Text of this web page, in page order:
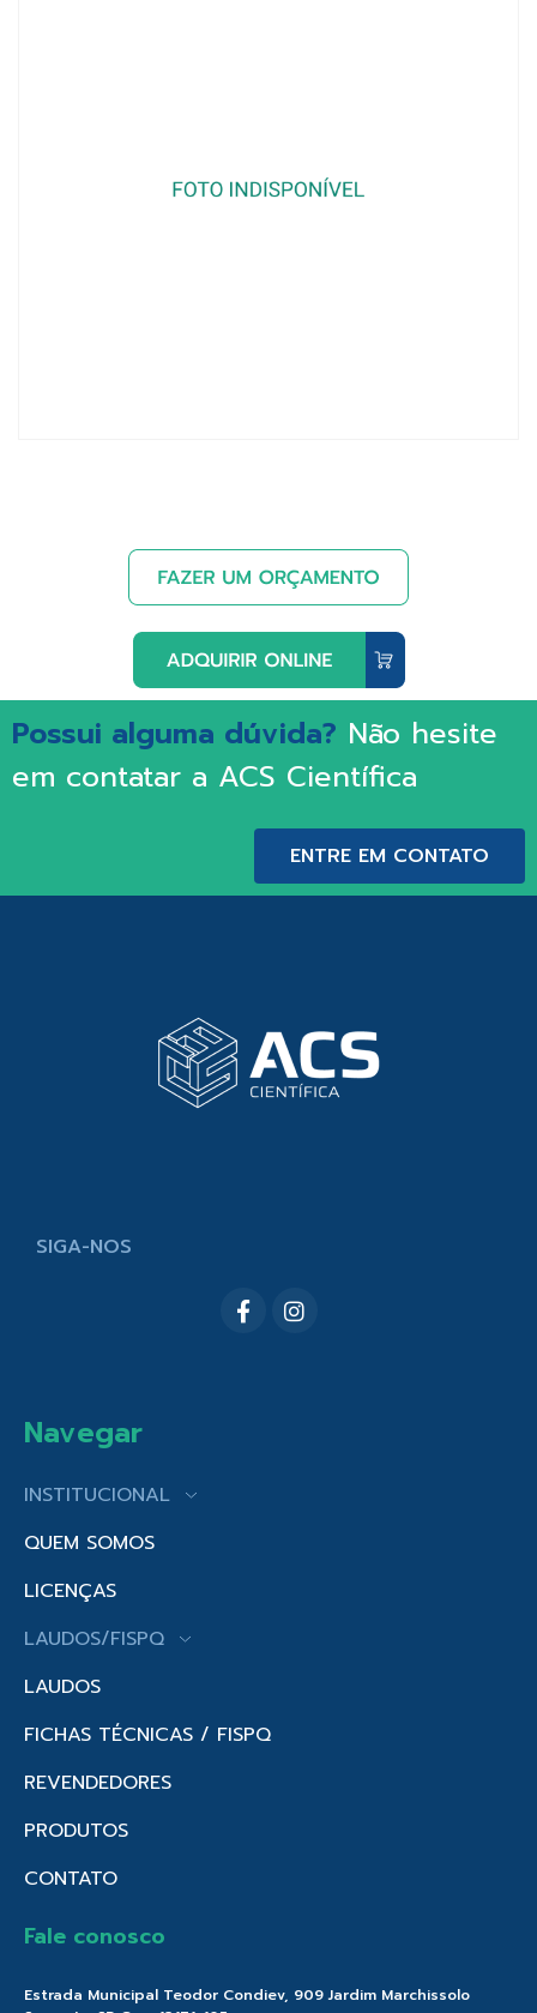
Possui alguma dúvida? Não hesite
em contatar a ACS Científica
ENTRE EM CONTATO
SIGA-NOS
Navegar
INSTITUCIONAL
QUEM SOMOS
LICENÇAS
LAUDOS/FISPQ
LAUDOS
FICHAS TÉCNICAS / FISPQ
REVENDEDORES
PRODUTOS
CONTATO
Fale conosco
Estrada Municipal Teodor Condiev, 909 Jardim Marchissolo